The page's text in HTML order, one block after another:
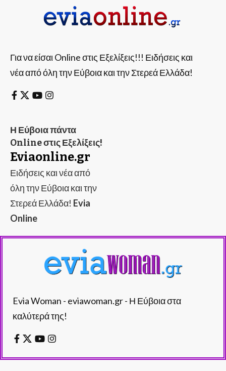
Για να είσαι Online στις Εξελίξεις!!! Ειδήσεις και
νέα από όλη την Εύβοια και την Στερεά Ελλάδα!
Η Εύβοια πάντα
Online στις Εξελίξεις!
Eviaonline.gr
Ειδήσεις και νέα από
όλη την Εύβοια και την
Στερεά Ελλάδα! Evia
Online
Evia Woman - eviawoman.gr - Η Εύβοια στα
καλύτερά της!